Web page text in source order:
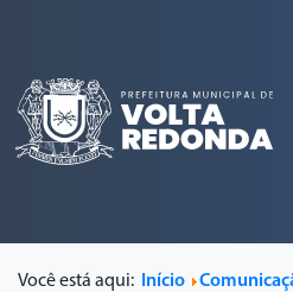
Você está aqui: Início